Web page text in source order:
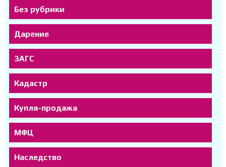
Без рубрики
Дарение
ЗАГС
Кадастр
Купля-продажа
МФЦ
Наследство